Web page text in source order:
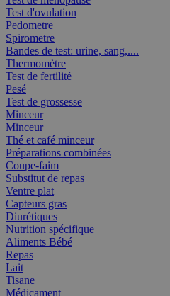
Test d'ovulation
Pedometre
Spirometre
Bandes de test: urine, sang,....
Thermomètre
Test de fertilité
Pesé
Test de grossesse
Minceur
Minceur
Thé et café minceur
Préparations combinées
Coupe-faim
Substitut de repas
Ventre plat
Capteurs gras
Diurétiques
Nutrition spécifique
Aliments Bébé
Repas
Lait
Tisane
Médicament